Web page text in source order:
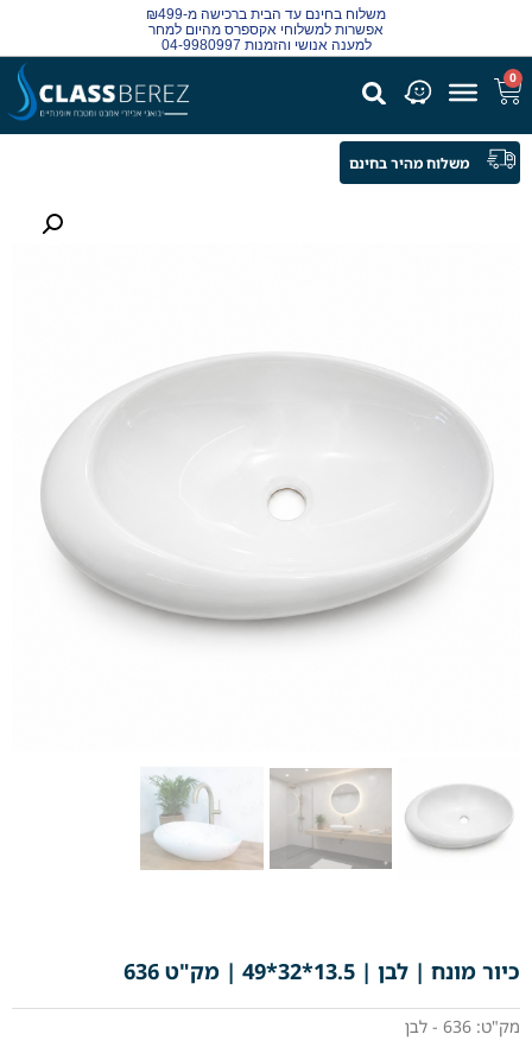
משלוח בחינם עד הבית ברכישה מ-₪499
אפשרות למשלוחי אקספרס מהיום למחר
למענה אנושי והזמנות 04-9980997
0
כיור מונח | לבן | 13.5*32*49 | מק"ט 636
מק"ט: 636 - לבן
משלוח מהיר בחינם